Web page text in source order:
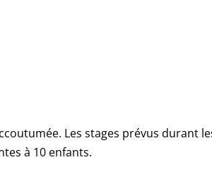
Les stages prévus durant
à 10 enfants.